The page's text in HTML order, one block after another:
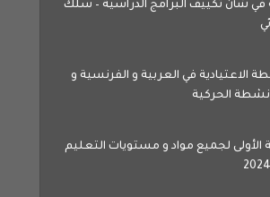
شأن تكييف البرامج الدراسية – سلك
الاعتيادية في العربية و الفرنسية و
الحركية
لجميع مواد و مستويات التعليم